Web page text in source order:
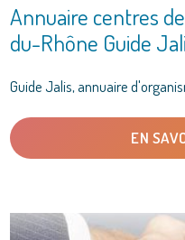
Annuaire centres
du-Rhône Guide
Guide Jalis, annuaire
EN